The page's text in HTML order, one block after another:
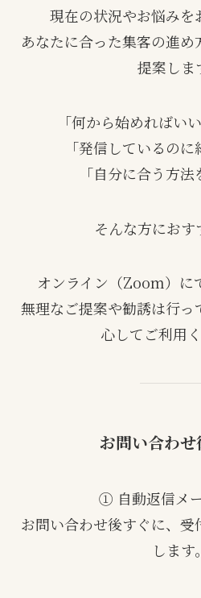
現在の状況やお悩みを
あなたに合った集客の進
提案しま
「何から始めればい
「発信しているのに
「自分に合う方法
そんな方におす
オンライン（Zoom）に
無理なご提案や勧誘は行
心してご利用く
お問い合わ
① 自動返信メ
お問い合わせ後すぐに、受
します。